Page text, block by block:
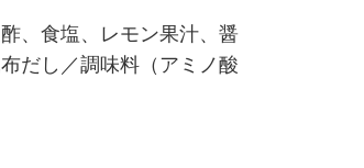
、食塩、レモン果汁、醤
だし／調味料（アミノ酸